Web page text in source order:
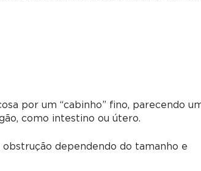
por um “cabinho” fino, parecendo
como intestino ou útero.
dependendo do tamanho e